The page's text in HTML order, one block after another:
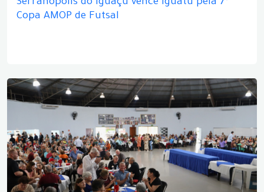
Serranópolis do Iguaçu vence Iguatu pela 7ª
Copa AMOP de Futsal